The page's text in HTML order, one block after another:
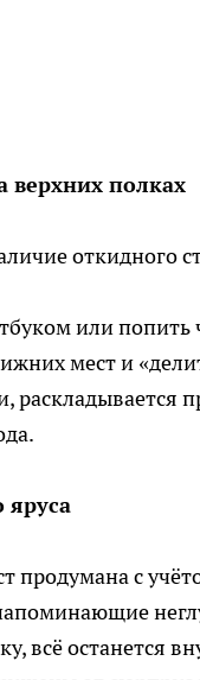
верхних полках
откидного
или
мест и
раскладывается
яруса
продумана с
всё останется